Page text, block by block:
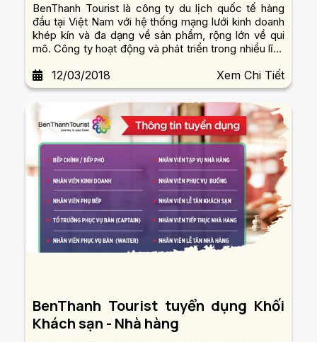
BenThanh Tourist là công ty du lịch quốc tế hàng
đầu tại Việt Nam với hệ thống mạng lưới kinh doanh
khép kín và đa dạng về sản phẩm, rộng lớn về qui
mô. Công ty hoạt động và phát triển trong nhiều lĩnh
dịch vụ vận chuyển du lịch, khách sạn, nhà hàng,...
12/03/2018 Xem Chi Tiết
BenThanh Tourist tuyển dụng Khối
Khách sạn - Nhà hàng